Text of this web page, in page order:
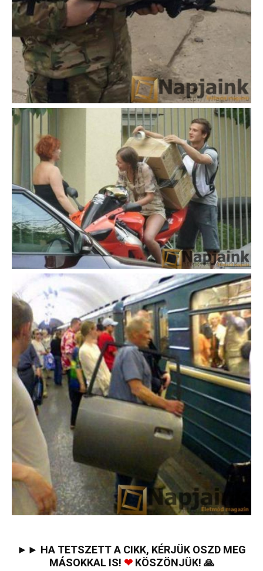
►► HA TETSZETT A CIKK, KÉRJÜK OSZD MEG
MÁSOKKAL IS! ❤KÖSZÖNJÜK! 🙏